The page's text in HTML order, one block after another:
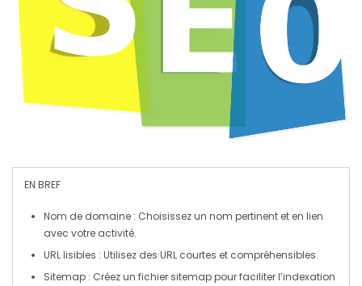
EN BREF
Nom de domaine : Choisissez un nom pertinent et en lien
avec votre activité.
URL lisibles : Utilisez des URL courtes et compréhensibles.
Sitemap : Créez un fichier sitemappour faciliter l’indexation